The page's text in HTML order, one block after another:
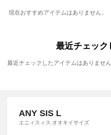
現在おすすめアイテムはありません。
最近チェック
最近チェックしたアイテムはありません
ANY SIS L
エニィスィス オオキイサイズ